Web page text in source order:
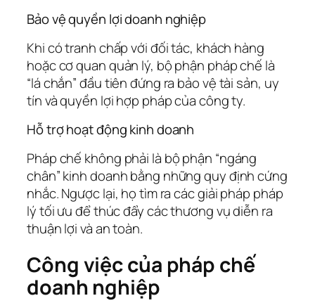
Bảo vệ quyền lợi doanh nghiệp
Khi có tranh chấp với đối tác, khách hàng
hoặc cơ quan quản lý, bộ phận pháp chế là
“lá chắn” đầu tiên đứng ra bảo vệ tài sản, uy
tín và quyền lợi hợp pháp của công ty.
Hỗ trợ hoạt động kinh doanh
Pháp chế không phải là bộ phận “ngáng
chân” kinh doanh bằng những quy định cứng
nhắc. Ngược lại, họ tìm ra các giải pháp pháp
lý tối ưu để thúc đẩy các thương vụ diễn ra
thuận lợi và an toàn.
Công việc của pháp chế
doanh nghiệp